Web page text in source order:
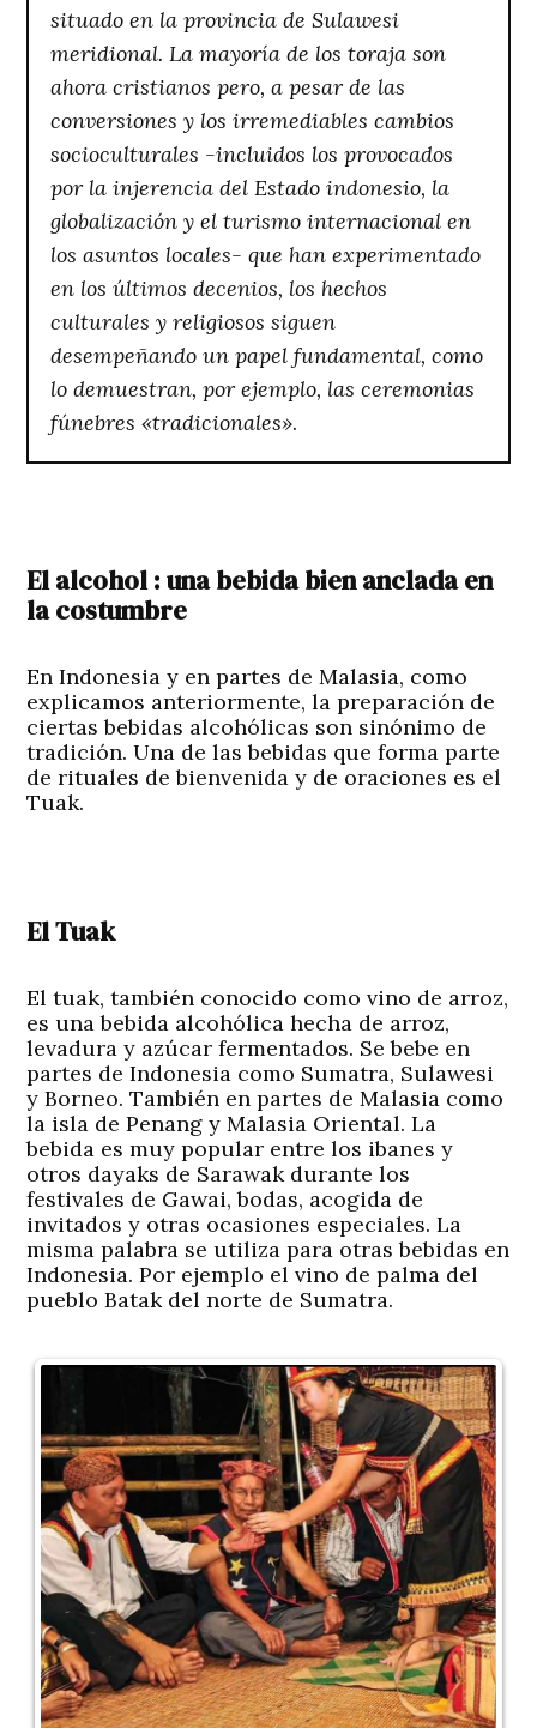
situado en la provincia de Sulawesi
meridional. La mayoría de los toraja son
ahora cristianos pero, a pesar de las
conversiones y los irremediables cambios
socioculturales -incluidos los provocados
por la injerencia del Estado indonesio, la
globalización y el turismo internacional en
los asuntos locales- que han experimentado
en los últimos decenios, los hechos
culturales y religiosos siguen
desempeñando un papel fundamental, como
lo demuestran, por ejemplo, las ceremonias
fúnebres «tradicionales».
El alcohol : una bebida bien anclada en
la costumbre
En Indonesia y en partes de Malasia, como
explicamos anteriormente, la preparación de
ciertas bebidas alcohólicas son sinónimo de
tradición. Una de las bebidas que forma parte
de rituales de bienvenida y de oraciones es el
Tuak.
El Tuak
El tuak, también conocido como vino de arroz,
es una bebida alcohólica hecha de arroz,
levadura y azúcar fermentados. Se bebe en
partes de Indonesia como Sumatra, Sulawesi
y Borneo. También en partes de Malasia como
la isla de Penang y Malasia Oriental. La
bebida es muy popular entre los ibanes y
otros dayaks de Sarawak durante los
festivales de Gawai, bodas, acogida de
invitados y otras ocasiones especiales. La
misma palabra se utiliza para otras bebidas en
Indonesia. Por ejemplo el vino de palma del
pueblo Batak del norte de Sumatra.